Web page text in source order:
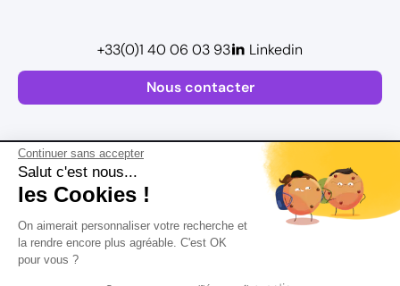
Continuer sans accepter
Salut c'est nous...
les Cookies !
On aimerait personnaliser votre recherche et
la rendre encore plus agréable. C'est OK
pour vous ?
Postuler
Nous contacter
+33(0)1 40 06 03 93 Linkedin
Plan de site
Mentions légales
Conditions Générales d’Utilisation